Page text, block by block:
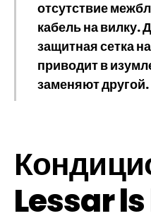
отсутствие
кабель на вилку.
защитная сетка
приводит в
заменяют другой.
Lessar